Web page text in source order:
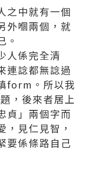
之中就有一個
外嗰兩個，就
。
人係完全清
連諗都無諗過
form。所以我
，後來者居上
貞」兩個字而
，見仁見智，
要係條路自己